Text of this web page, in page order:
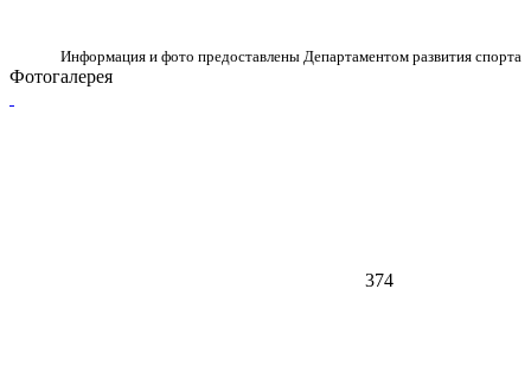
Информация и фото предоставлены Департаментом развития спорта
Фотогалерея
374